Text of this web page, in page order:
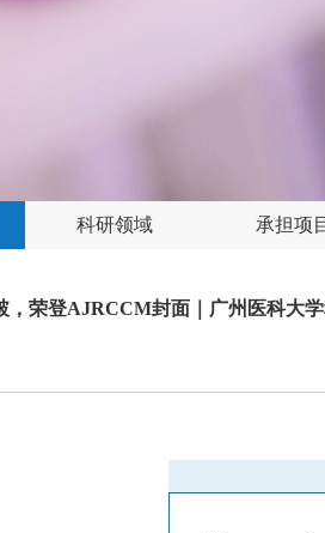
科研领域 承担项
，荣登AJRCCM封面｜广州医科大